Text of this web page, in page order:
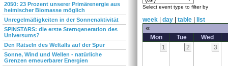
2050: 23 Prozent unserer Primärenergie aus
heimischer Biomasse möglich
Unregelmäßigkeiten in der Sonnenaktivität
SPINSTARS: die erste Sterngeneration des
Universums?
Den Rätseln des Weltalls auf der Spur
Sonne, Wind und Wellen - natürliche
Grenzen erneuerbarer Energien
Select event type to filter by
week | day | table | list
«
Mon Tue
Wed
1
2 3